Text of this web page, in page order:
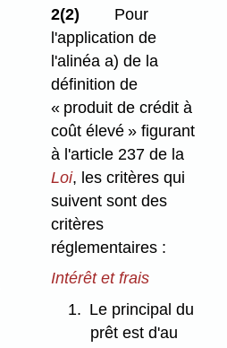
2(2)
Pour
l'application de
l'alinéa a) de la
définition de
« produit de crédit à
coût élevé » figurant
à l'article 237 de la
Loi, les critères qui
suivent sont des
critères
réglementaires :
Intérêt et frais
1. Le principal du
prêt est d'au